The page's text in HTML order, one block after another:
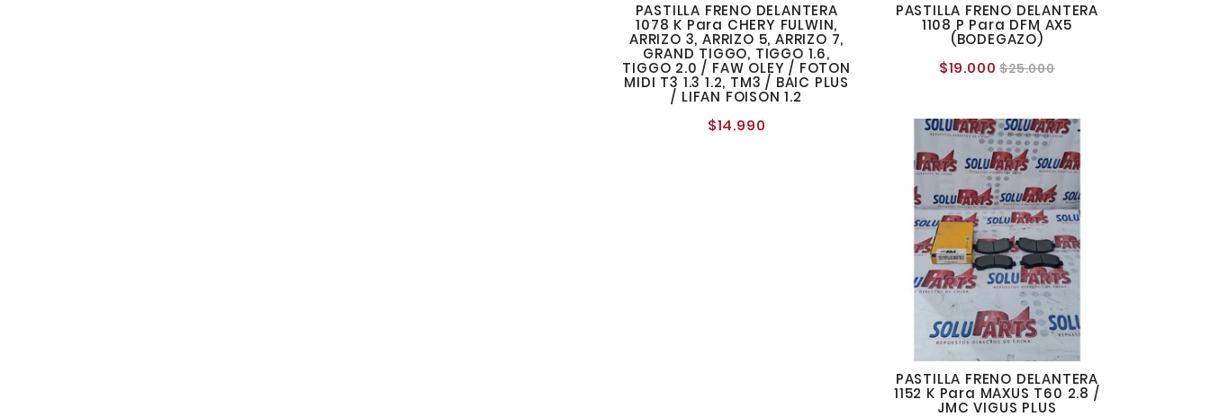
PASTILLA FRENO DELANTERA
1078 K Para CHERY FULWIN,
ARRIZO 3, ARRIZO 5, ARRIZO 7,
GRAND TIGGO, TIGGO 1.6,
TIGGO 2.0 / FAW OLEY / FOTON
MIDI T3 1.3 1.2, TM3 / BAIC PLUS
/ LIFAN FOISON 1.2
$14.990
PASTILLA FRENO DELANTERA
1108 P Para DFM AX5
(BODEGAZO)
$19.000 Precio
$25.000Precio
PASTILLA FRENO DELANTERA
1152 K Para MAXUS T60 2.8 /
JMC VIGUS PLUS